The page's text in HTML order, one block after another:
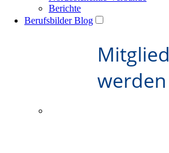
Berichte
Berufsbilder Blog
Mitglied
werden